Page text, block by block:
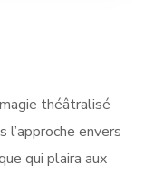
théâtralisé
l’approche envers
qui plaira aux